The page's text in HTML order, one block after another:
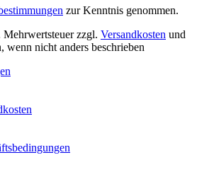
zur Kenntnis genommen.
zzgl. Versandkosten und
wenn nicht anders beschrieben